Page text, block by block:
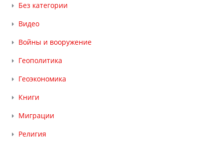
Без категории
Видео
Войны и вооружение
Геополитика
Геоэкономика
Книги
Миграции
Религия